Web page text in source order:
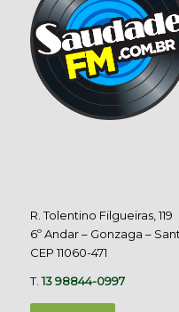
R. Tolentino Filgueiras, 119
6º Andar – Gonzaga –
CEP 11060-471
T.13 98844-0997